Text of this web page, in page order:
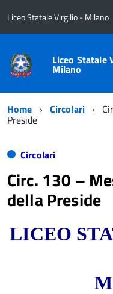
Liceo Statale Virgilio - Milano
Liceo Statale
Milano
Home Circolari
Preside
Circolari
Circ. 130 –
della Preside
LICEO